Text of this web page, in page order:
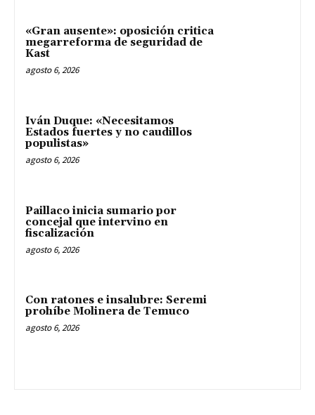
«Gran ausente»: oposición critica
megarreforma de seguridad de
Kast
agosto 6, 2026
Iván Duque: «Necesitamos
Estados fuertes y no caudillos
populistas»
agosto 6, 2026
Paillaco inicia sumario por
concejal que intervino en
fiscalización
agosto 6, 2026
Con ratones e insalubre: Seremi
prohíbe Molinera de Temuco
agosto 6, 2026